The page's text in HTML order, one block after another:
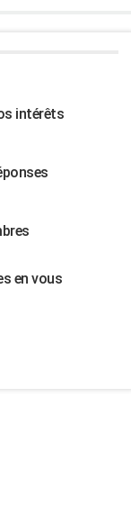
intérêts
en vous